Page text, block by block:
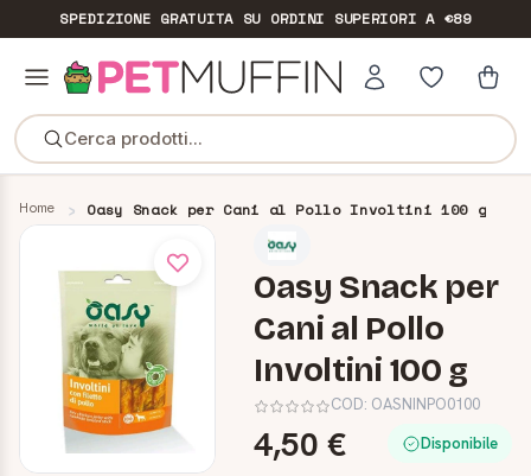
SPEDIZIONE GRATUITASU ORDINI SUPERIORI A €89
Cerca prodotti...
Home Oasy Snack per Cani al Pollo Involtini 100 g
Oasy Snack per
Cani al Pollo
Involtini 100 g
COD: OASNINPO0100
4,50 € Disponibile